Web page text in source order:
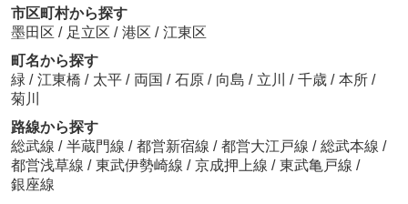
市区町村から探す
墨田区 / 足立区 / 港区 / 江東区
町名から探す
緑 / 江東橋 / 太平 / 両国 / 石原 / 向島 / 立川 / 千歳 / 本所 /
菊川
路線から探す
総武線 / 半蔵門線 / 都営新宿線 / 都営大江戸線 / 総武本線 /
都営浅草線 / 東武伊勢崎線 / 京成押上線 / 東武亀戸線 /
銀座線